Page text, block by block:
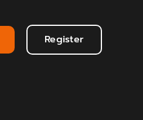
Register